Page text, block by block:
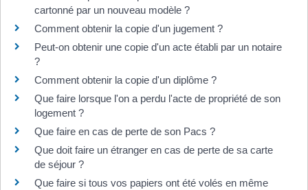
cartonné par un nouveau modèle ?
Comment obtenir la copie d'un jugement ?
Peut-on obtenir une copie d'un acte établi par un notaire
?
Comment obtenir la copie d'un diplôme ?
Que faire lorsque l'on a perdu l'acte de propriété de son
logement ?
Que faire en cas de perte de son Pacs ?
Que doit faire un étranger en cas de perte de sa carte
de séjour ?
Que faire si tous vos papiers ont été volés en même